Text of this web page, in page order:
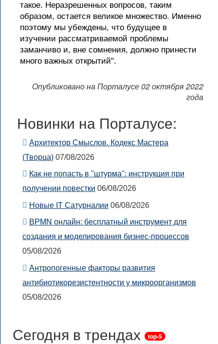
такое. Неразрешенных вопросов, таким
образом, остается великое множество. Именно
поэтому мы убеждены, что будущее в
изучении рассматриваемой проблемы
заманчиво и, вне сомнения, должно принести
много важных открытий".
Опубликовано на Порталусе 02 октября 2022
года
Новинки на Порталусе:
Архитектор Смыслов. Кодекс Мастера
(Творца) 07/08/2026
Как не попасть в "штурма": инструкция при
получении повестки 06/08/2026
Новые IT Сатурналии 06/08/2026
BPMN онлайн: бесплатный инструмент для
создания и моделирования бизнес-процессов
05/08/2026
Антропогенные факторы развития
антибиотикорезистентности у микроорганизмов
05/08/2026
Сегодня в трендах top-5